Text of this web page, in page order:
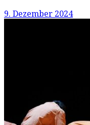
9. Dezember 2024